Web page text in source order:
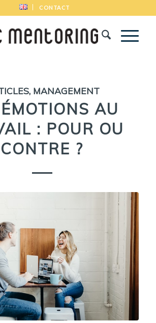
CONTACT
, MANAGEMENT
AU
: POUR OU
CONTRE ?